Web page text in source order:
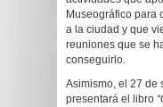
Museográfico para
a la ciudad y que
reuniones que se
conseguirlo.
Asimismo, e l 27
presentará el libro